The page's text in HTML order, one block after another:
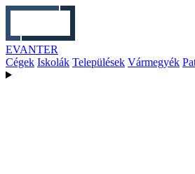
EVANTER
Cégek Iskolák Települések Vármegyék